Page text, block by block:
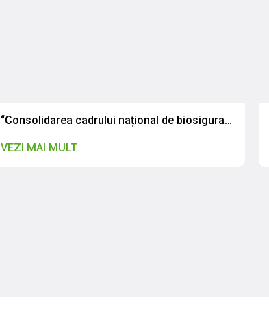
“Consolidarea cadrului național de biosiguranță și biosecuritate: CNSAPSA a participat la atelierul de validare a legislației naționale”
VEZI MAI MULT